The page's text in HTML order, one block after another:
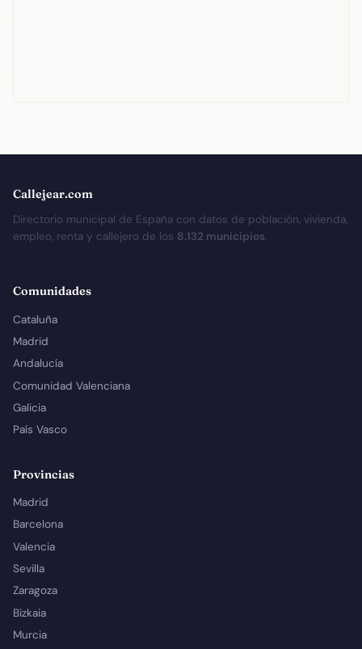
Callejear.com
Directorio municipal de España con datos de población, vivienda,
empleo, renta y callejero de los 8.132 municipios.
Comunidades
Cataluña
Madrid
Andalucía
Comunidad Valenciana
Galicia
País Vasco
Provincias
Madrid
Barcelona
Valencia
Sevilla
Zaragoza
Bizkaia
Murcia